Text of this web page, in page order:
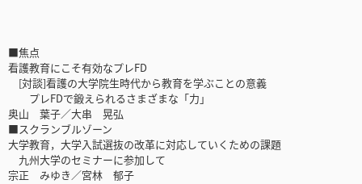
■焦点
看護教育にこそ有効なプレFD
[対談]看護の大学院生時代から教育を学ぶことの意義
プレFDで鍛えられるさまざまな「力」
奥山 葉子／大串 晃弘
■スクランブルゾーン
大学教育，大学入試選抜の改革に対応していくための課題
九州大学のセミナーに参加して
宗正 みゆき／宮林 郁子